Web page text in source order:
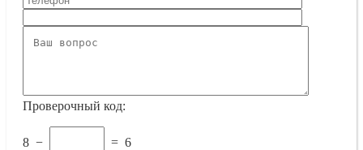
Проверочный код:
8 − = 6